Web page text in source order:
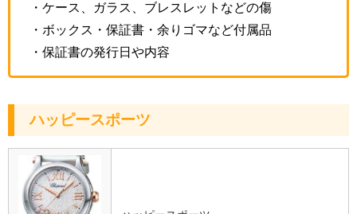
・ケース、ガラス、ブレスレットなどの傷
・ボックス・保証書・余りゴマなど付属品
・保証書の発行日や内容
ハッピースポーツ